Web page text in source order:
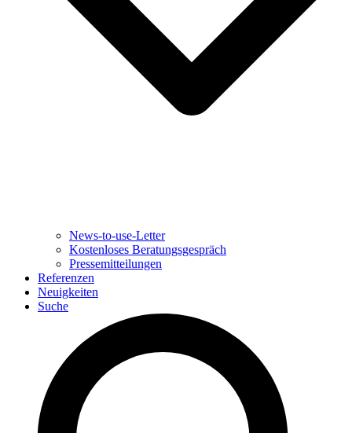
News-to-use-Letter
Kostenloses Beratungsgespräch
Pressemitteilungen
Referenzen
Neuigkeiten
Suche